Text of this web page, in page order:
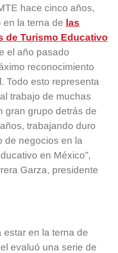
hace cinco años,
la terna de las
de Turismo Educativo
el año pasado
reconocimiento
Todo esto representa
trabajo de muchas
gran grupo detrás de
trabajando duro
de negocios en la
en México”,
Garza, presidente
en la terna de
evaluó una serie de